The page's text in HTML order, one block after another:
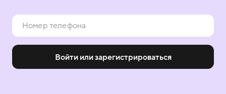
Войти или зарегистрироваться